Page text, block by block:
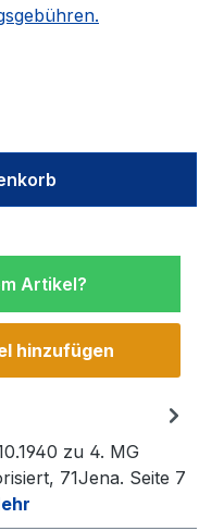
den
Artikel?
hinzufügen
zu 4. MG
71Jena. Seite 7